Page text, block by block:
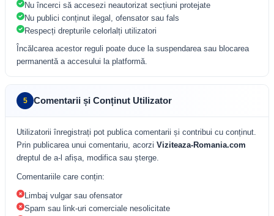
Nu încerci să accesezi neautorizat secțiuni protejate
Nu publici conținut ilegal, ofensator sau fals
Respecți drepturile celorlalți utilizatori
Încălcarea acestor reguli poate duce la suspendarea sau blocarea
permanentă a accesului la platformă.
5 Comentarii și Conținut Utilizator
Utilizatorii înregistrați pot publica comentarii și contribui cu conținut.
Prin publicarea unui comentariu, acorzi Viziteaza-Romania.com
dreptul de a-l afișa, modifica sau șterge.
Comentariile care conțin:
Limbaj vulgar sau ofensator
Spam sau link-uri comerciale nesolicitate